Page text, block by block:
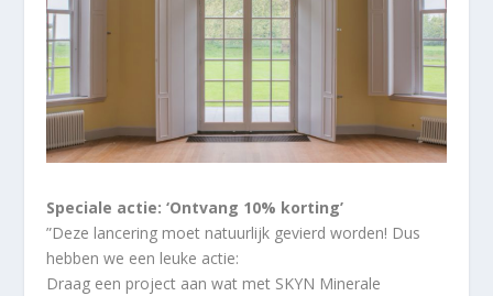
Speciale actie: ‘Ontvang 10% korting’
”Deze lancering moet natuurlijk gevierd worden! Dus
hebben we een leuke actie:
Draag een project aan wat met SKYN Minerale